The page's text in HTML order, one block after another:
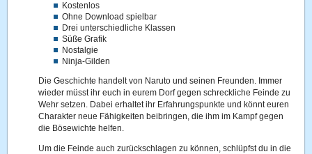
Kostenlos
Ohne Download spielbar
Drei unterschiedliche Klassen
Süße Grafik
Nostalgie
Ninja-Gilden
Die Geschichte handelt von Naruto und seinen Freunden. Immer
wieder müsst ihr euch in eurem Dorf gegen schreckliche Feinde zu
Wehr setzen. Dabei erhaltet ihr Erfahrungspunkte und könnt euren
Charakter neue Fähigkeiten beibringen, die ihm im Kampf gegen
die Bösewichte helfen.
Um die Feinde auch zurückschlagen zu können, schlüpfst du in die